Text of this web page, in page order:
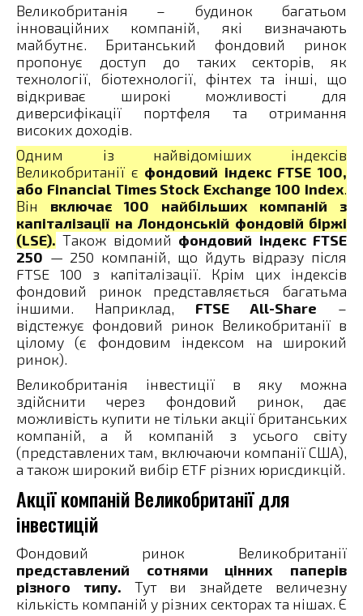
Великобританія – будинок багатьом
інноваційних компаній, які визначають
майбутнє. Британський фондовий ринок
пропонує доступ до таких секторів, як
технології, біотехнології, фінтех та інші, що
відкриває широкі можливості для
диверсифікації портфеля та отримання
високих доходів.
Одним із найвідоміших індексів
Великобританії є фондовий індекс FTSE 100,
або Financial Times Stock Exchange 100 Index.
Він включає 100 найбільших компаній з
капіталізації на Лондонській фондовій біржі
(LSE). Також відомий фондовий індекс FTSE
250 — 250 компаній, що йдуть відразу після
FTSE 100 з капіталізації. Крім цих індексів
фондовий ринок представляється багатьма
іншими. Наприклад, FTSE All-Share –
відстежує фондовий ринок Великобританії в
цілому (є фондовим індексом на широкий
ринок).
Великобританія інвестиції в яку можна
здійснити через фондовий ринок, дає
можливість купити не тільки акції британських
компаній, а й компаній з усього світу
(представлених там, включаючи компанії США),
а також широкий вибір ETF різних юрисдикцій.
Акції компаній Великобританії для
інвестицій
Фондовий ринок Великобританії
представлений сотнями цінних паперів
різного типу. Тут ви знайдете величезну
кількість компаній у різних секторах та нішах. Є